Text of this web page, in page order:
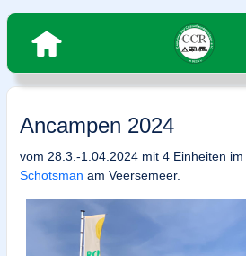
Ancampen 2024
vom 28.3.-1.04.2024 mit 4 Einheiten im
Schotsman am Veersemeer.